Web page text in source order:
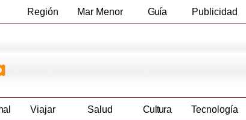
Región Mar Menor Guía Publicidad
Viajar Salud Cultura Tecnología